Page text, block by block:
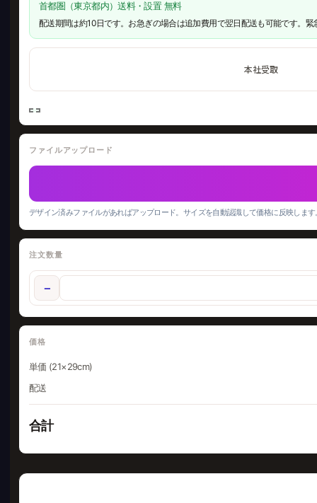
首都圏（東京都内）送料・設置 無料
配送期間は約10日です。お急ぎの場合は追加費用で翌日配送も可能です。
本社受取
ファイルアップロード
デザイン済みファイルがあればアップロード。サイズを自動認識して価格に反映しま
注文数量
−
価格
単価 (21×29cm)
配送
合計